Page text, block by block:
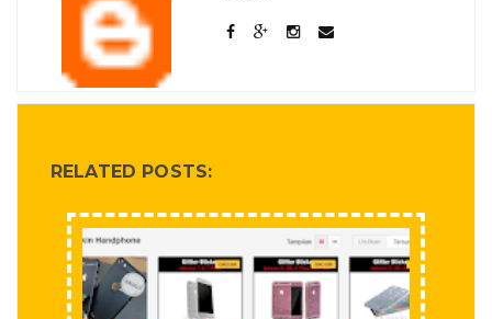
RELATED POSTS: